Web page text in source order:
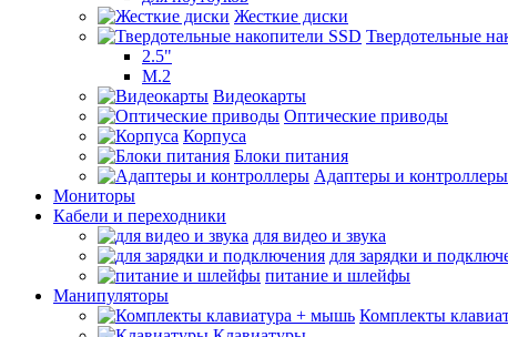
Жесткие диски
Твердотельные
2.5"
M.2
Видеокарты
Оптические приводы
Корпуса
Блоки питания
Адаптеры и контроллеры
Мониторы
Кабели и переходники
для видео и звука
для зарядки и
питание и шлейфы
Манипуляторы
Комплекты